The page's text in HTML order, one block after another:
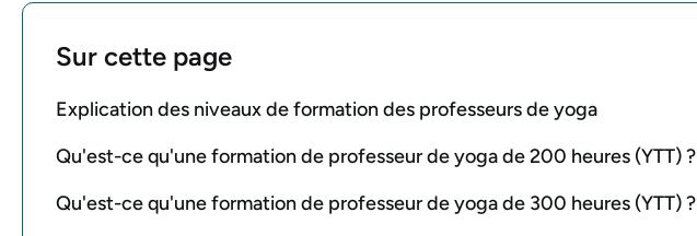
Sur cette page
Explication des niveaux de formation des professeurs de yoga
Qu'est-ce qu'une formation de professeur de yoga de 200 heures (YTT) ?
Qu'est-ce qu'une formation de professeur de yoga de 300 heures (YTT) ?